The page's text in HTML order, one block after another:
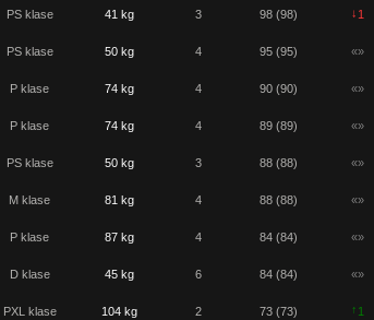
PS klase 41 kg 3 98 (98) ↓ 1
PS klase 50 kg 4 95 (95) «»
P klase 74 kg 4 90 (90) «»
P klase 74 kg 4 89 (89) «»
PS klase 50 kg 3 88 (88) «»
M klase 81 kg 4 88 (88) «»
P klase 87 kg 4 84 (84) «»
D klase 45 kg 6 84 (84) «»
PXL klase 104 kg 2 73 (73) ↑ 1